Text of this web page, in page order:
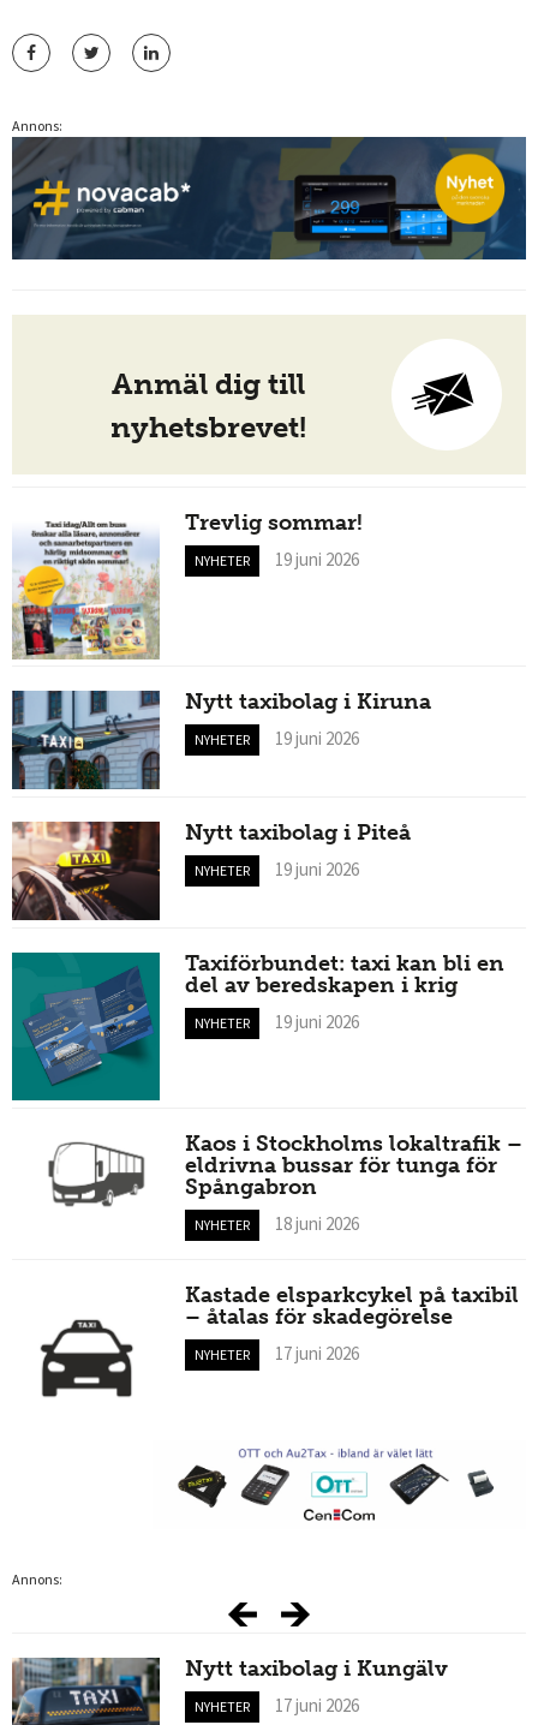
Annons:
Anmäl dig till
nyhetsbrevet!
Trevlig sommar!
NYHETER 19 juni 2026
Nytt taxibolag i Kiruna
NYHETER 19 juni 2026
Nytt taxibolag i Piteå
NYHETER 19 juni 2026
Taxiförbundet: taxi kan bli en
del av beredskapen i krig
NYHETER 19 juni 2026
Kaos i Stockholms lokaltrafik –
eldrivna bussar för tunga för
Spångabron
NYHETER 18 juni 2026
Kastade elsparkcykel på taxibil
– åtalas för skadegörelse
NYHETER 17 juni 2026
Annons:
Nytt taxibolag i Kungälv
NYHETER 17 juni 2026